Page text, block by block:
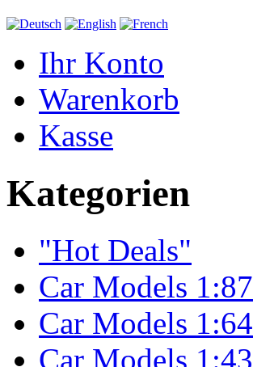
Ihr Konto
Warenkorb
Kasse
Kategorien
"Hot Deals"
Car Models 1:87
Car Models 1:64
Car Models 1:43